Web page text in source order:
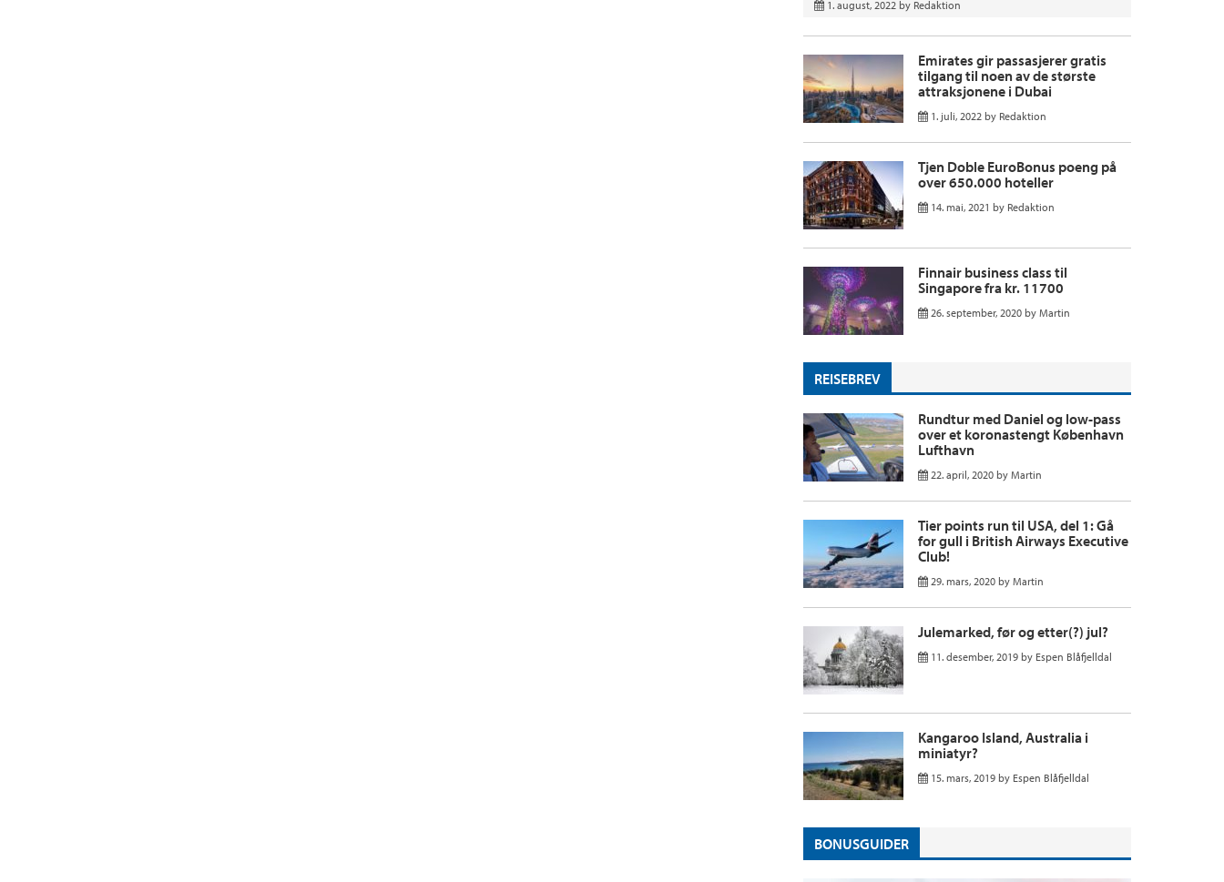
1. august, 2022 by Redaktion
Emirates gir passasjerer gratis
tilgang til noen av de største
attraksjonene i Dubai
1. juli, 2022 by Redaktion
Tjen Doble EuroBonus poeng på
over 650.000 hoteller
14. mai, 2021 by Redaktion
Finnair business class til
Singapore fra kr. 11700
26. september, 2020 by Martin
REISEBREV
Rundtur med Daniel og low-pass
over et koronastengt København
Lufthavn
22. april, 2020 by Martin
Tier points run til USA, del 1: Gå
for gull i British Airways Executive
Club!
29. mars, 2020 by Martin
Julemarked, før og etter(?) jul?
11. desember, 2019 by Espen Blåfjelldal
Kangaroo Island, Australia i
miniatyr?
15. mars, 2019 by Espen Blåfjelldal
BONUSGUIDER